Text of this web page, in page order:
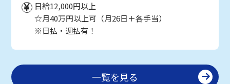
日給12,000円以上
☆月40万円以上可（月26日＋各手当）
※日払・週払有！
一覧を見る